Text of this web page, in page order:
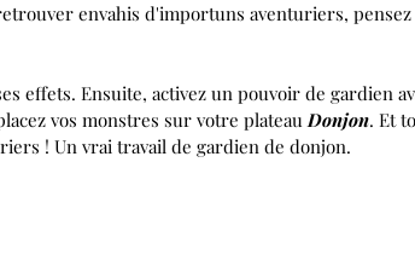
envahis d'importuns aventuriers,
effets. Ensuite, activez un pouvoir de gardien
vos monstres sur votre plateauDonjon. Et
! Un vrai travail de gardien de donjon.